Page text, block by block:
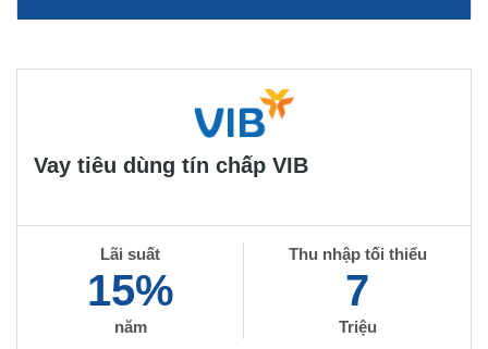
Vay tiêu dùng tín chấp VIB
Lãi suất
15%
năm
Thu nhập tối thiểu
7
Triệu